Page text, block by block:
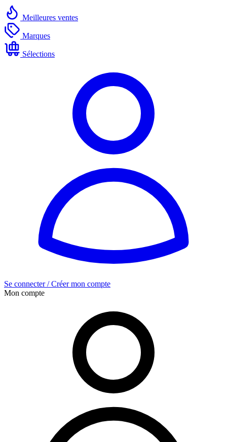
Meilleures ventes
Marques
Sélections
Se connecter / Créer mon compte
Mon compte